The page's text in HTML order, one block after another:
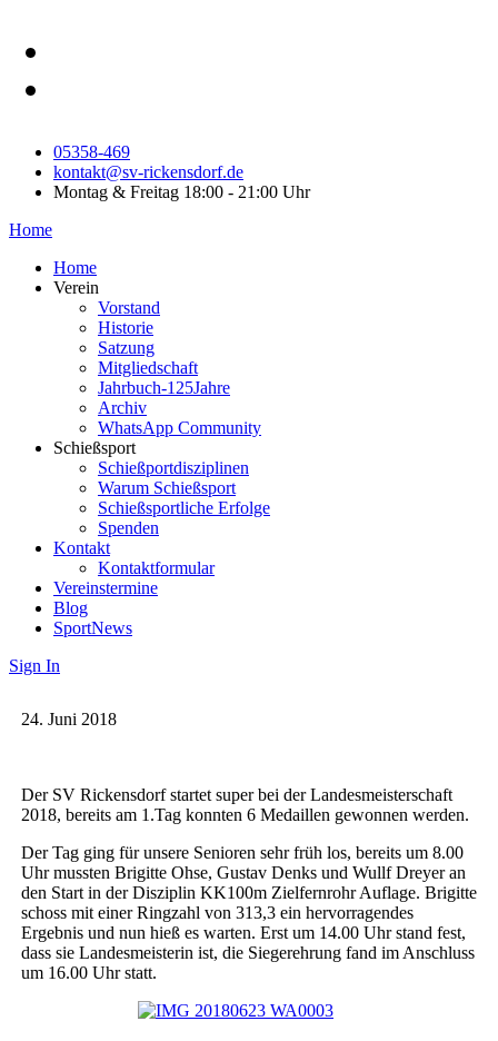
05358-469
kontakt@sv-rickensdorf.de
Montag & Freitag 18:00 - 21:00 Uhr
Home
Home
Verein
Vorstand
Historie
Satzung
Mitgliedschaft
Jahrbuch-125Jahre
Archiv
WhatsApp Community
Schießsport
Schießportdisziplinen
Warum Schießsport
Schießsportliche Erfolge
Spenden
Kontakt
Kontaktformular
Vereinstermine
Blog
SportNews
Sign In
24. Juni 2018
Der SV Rickensdorf startet super bei der Landesmeisterschaft
2018, bereits am 1.Tag konnten 6 Medaillen gewonnen werden.
Der Tag ging für unsere Senioren sehr früh los, bereits um 8.00
Uhr mussten Brigitte Ohse, Gustav Denks und Wullf Dreyer an
den Start in der Disziplin KK100m Zielfernrohr Auflage. Brigitte
schoss mit einer Ringzahl von 313,3 ein hervorragendes
Ergebnis und nun hieß es warten. Erst um 14.00 Uhr stand fest,
dass sie Landesmeisterin ist, die Siegerehrung fand im Anschluss
um 16.00 Uhr statt.